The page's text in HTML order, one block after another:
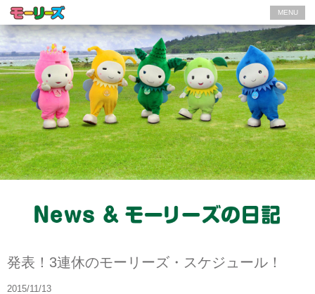
MENU
発表！3連休のモーリーズ・スケジュール！
2015/11/13